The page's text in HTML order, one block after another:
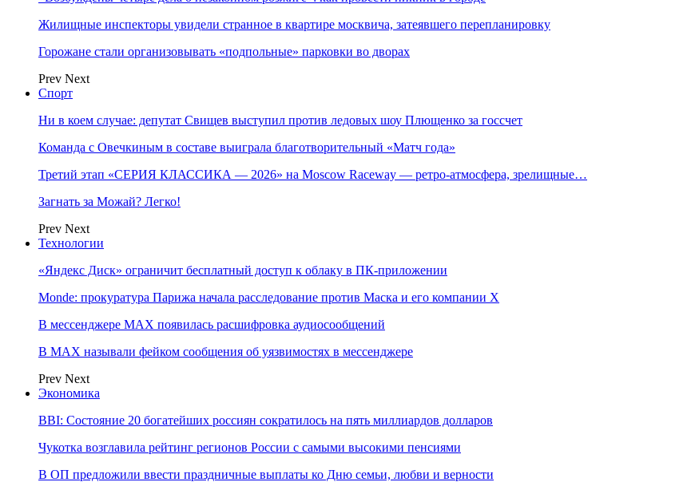
Жилищные инспекторы увидели странное в квартире москвича, затеявшего перепланировку
Горожане стали организовывать «подпольные» парковки во дворах
Prev Next
Спорт
Ни в коем случае: депутат Свищев выступил против ледовых шоу Плющенко за госсчет
Команда с Овечкиным в составе выиграла благотворительный «Матч года»
Третий этап «СЕРИЯ КЛАССИКА — 2026» на Moscow Raceway — ретро‑атмосфера, зрелищные…
Загнать за Можай? Легко!
Prev Next
Технологии
«Яндекс Диск» ограничит бесплатный доступ к облаку в ПК-приложении
Monde: прокуратура Парижа начала расследование против Маска и его компании X
В мессенджере MAX появилась расшифровка аудиосообщений
В МAX называли фейком сообщения об уязвимостях в мессенджере
Prev Next
Экономика
BBI: Состояние 20 богатейших россиян сократилось на пять миллиардов долларов
Чукотка возглавила рейтинг регионов России с самыми высокими пенсиями
В ОП предложили ввести праздничные выплаты ко Дню семьи, любви и верности